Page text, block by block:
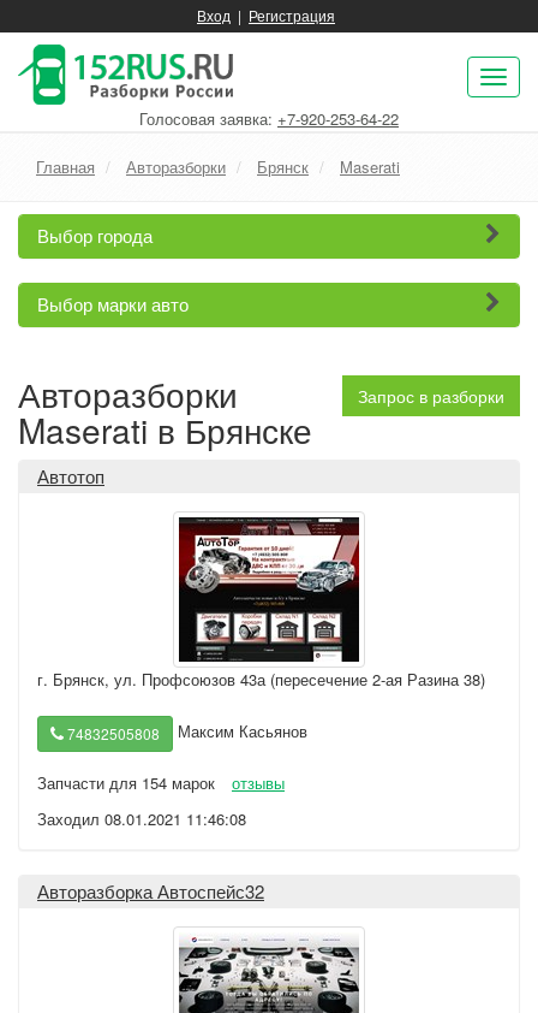
Вход | Регистрация
Голосовая заявка: +7-920-253-64-22
Главная Авторазборки Брянск Maserati
Выбор города
Выбор марки авто
Запрос в разборки
Авторазборки
Maserati в Брянске
Автотоп
г. Брянск, ул. Профсоюзов 43а (пересечение 2-ая Разина 38)
74832505808 Максим Касьянов
Запчасти для 154 марок
отзывы
Заходил 08.01.2021 11:46:08
Авторазборка Автоспейс32